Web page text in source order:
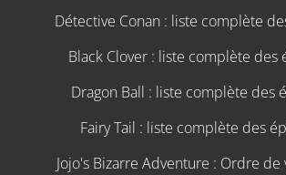
Détective Conan : liste complète
Black Clover : liste complète des
Dragon Ball : liste complète des
Fairy Tail : liste complète des
Jojo's Bizarre Adventure : Ordre de